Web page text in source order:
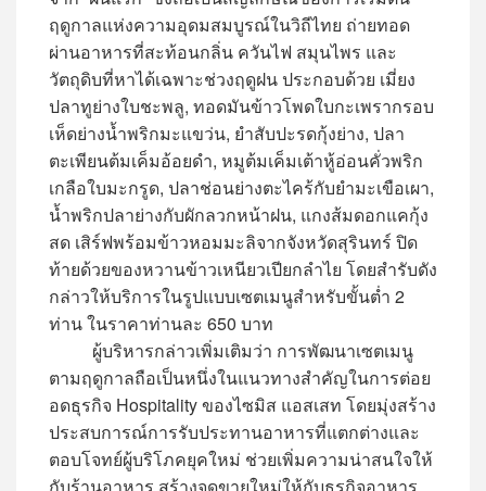
ฤดูกาลแห่งความอุดมสมบูรณ์ในวิถีไทย ถ่ายทอด
ผ่านอาหารที่สะท้อนกลิ่น ควันไฟ สมุนไพร และ
วัตถุดิบที่หาได้เฉพาะช่วงฤดูฝน ประกอบด้วย เมี่ยง
ปลาทูย่างใบชะพลู, ทอดมันข้าวโพดใบกะเพรากรอบ
เห็ดย่างน้ำพริกมะแขว่น, ยำสับปะรดกุ้งย่าง, ปลา
ตะเพียนต้มเค็มอ้อยดำ, หมูต้มเค็มเต้าหู้อ่อนคั่วพริก
เกลือใบมะกรูด, ปลาช่อนย่างตะไคร้กับยำมะเขือเผา,
น้ำพริกปลาย่างกับผักลวกหน้าฝน, แกงส้มดอกแคกุ้ง
สด เสิร์ฟพร้อมข้าวหอมมะลิจากจังหวัดสุรินทร์ ปิด
ท้ายด้วยของหวานข้าวเหนียวเปียกลำไย โดยสำรับดัง
กล่าวให้บริการในรูปแบบเซตเมนูสำหรับขั้นต่ำ 2
ท่าน ในราคาท่านละ 650 บาท
ผู้บริหารกล่าวเพิ่มเติมว่า การพัฒนาเซตเมนู
ตามฤดูกาลถือเป็นหนึ่งในแนวทางสำคัญในการต่อย
อดธุรกิจ Hospitality ของไซมิส แอสเสท โดยมุ่งสร้าง
ประสบการณ์การรับประทานอาหารที่แตกต่างและ
ตอบโจทย์ผู้บริโภคยุคใหม่ ช่วยเพิ่มความน่าสนใจให้
กับร้านอาหาร สร้างจุดขายใหม่ให้กับธุรกิจอาหาร